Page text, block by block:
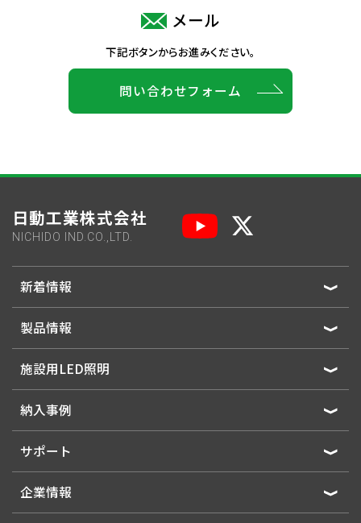
メール
下記ボタンからお進みください。
問い合わせフォーム
日動工業株式会社
NICHIDO IND.CO.,LTD.
新着情報
製品情報
施設用LED照明
納入事例
サポート
企業情報